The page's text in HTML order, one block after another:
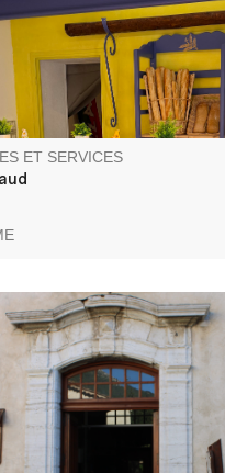
ET SERVICES
d'Accueil des Gorges du
et Rougon, se situe au centre
Au cœur du Grand Canyon, il
pour l'organisation de
du Verdon.